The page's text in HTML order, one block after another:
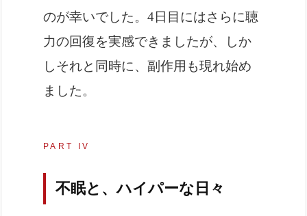
のが幸いでした。4日目にはさらに聴
力の回復を実感できましたが、しか
しそれと同時に、副作用も現れ始め
ました。
PART IV
不眠と、ハイパーな日々